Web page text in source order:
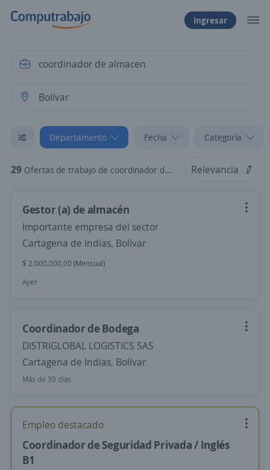
Ingresar
Departamento Fecha Categoría
29 Ofertas de trabajo de coordinador de almacen en Bolívar Relevancia
Gestor (a) de almacén
Importante empresa del sector
Cartagena de Indias, Bolívar
$ 2.000.000,00 (Mensual)
Ayer
Coordinador de Bodega
DISTRIGLOBAL LOGISTICS SAS
Cartagena de Indias, Bolívar
Más de 30 días
Empleo destacado
Coordinador de Seguridad Privada / Inglés
B1